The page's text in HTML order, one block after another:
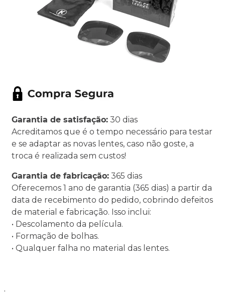
Garantia de satisfação: 30 dias
Acreditamos que é o tempo necessário para testar
e se adaptar as novas lentes, caso não goste, a
troca é realizada sem custos!
Garantia de fabricação: 365 dias
Oferecemos 1 ano de garantia (365 dias) a partir da
data de recebimento do pedido, cobrindo defeitos
de material e fabricação. Isso inclui:
• Descolamento da película.
• Formação de bolhas.
• Qualquer falha no material das lentes.
.